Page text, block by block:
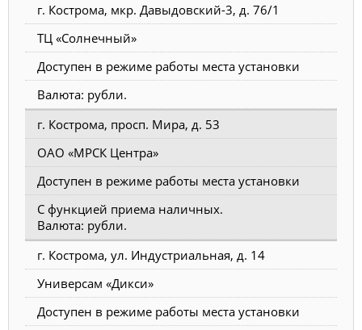
г. Кострома, мкр. Давыдовский-3, д. 76/1
ТЦ «Солнечный»
Доступен в режиме работы места установки
Валюта: рубли.
г. Кострома, просп. Мира, д. 53
ОАО «МРСК Центра»
Доступен в режиме работы места установки
С функцией приема наличных.
Валюта: рубли.
г. Кострома, ул. Индустриальная, д. 14
Универсам «Дикси»
Доступен в режиме работы места установки